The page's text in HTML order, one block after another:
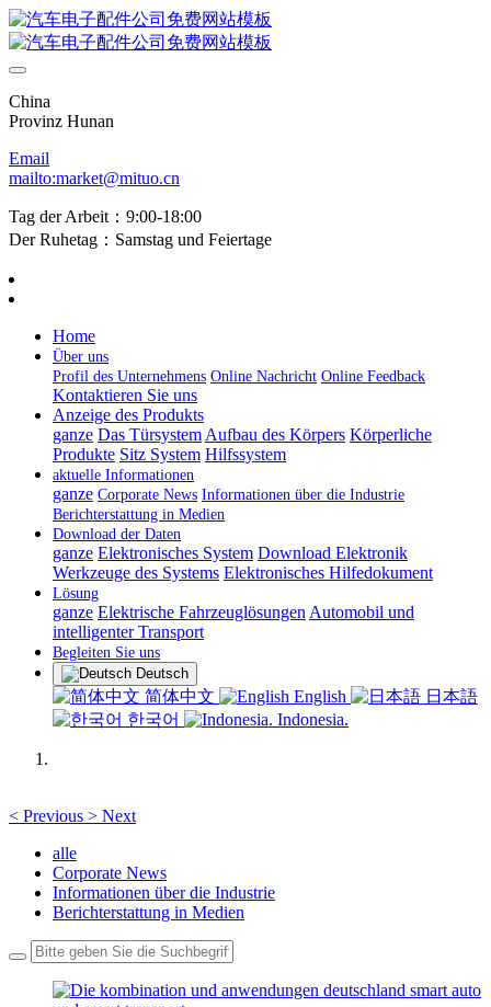
China
Provinz Hunan
Email
mailto:market@mituo.cn
Tag der Arbeit：9:00-18:00
Der Ruhetag：Samstag und Feiertage
Home
Über uns
Profil des Unternehmens Online Nachricht Online Feedback
Kontaktieren Sie uns
Anzeige des Produkts
ganze Das Türsystem Aufbau des Körpers Körperliche
Produkte Sitz System Hilfssystem
aktuelle Informationen
ganze Corporate News Informationen über die Industrie
Berichterstattung in Medien
Download der Daten
ganze Elektronisches System Download Elektronik
Werkzeuge des Systems Elektronisches Hilfedokument
Lösung
ganze Elektrische Fahrzeuglösungen Automobil und
intelligenter Transport
Begleiten Sie uns
Deutsch
简体中文 English
日本語
한국어
Indonesia.
< Previous > Next
alle
Corporate News
Informationen über die Industrie
Berichterstattung in Medien